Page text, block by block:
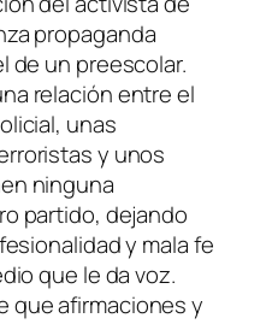
propaganda
de un preescolar.
relación entre el
unas
y unos
ninguna
partido, dejando
y mala fe
que le da voz.
que afirmaciones y